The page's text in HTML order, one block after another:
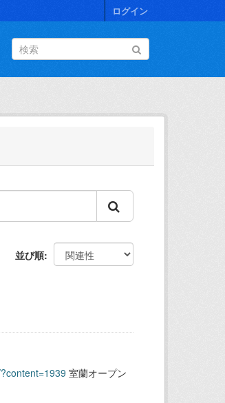
ログイン
並び順
室蘭オープン